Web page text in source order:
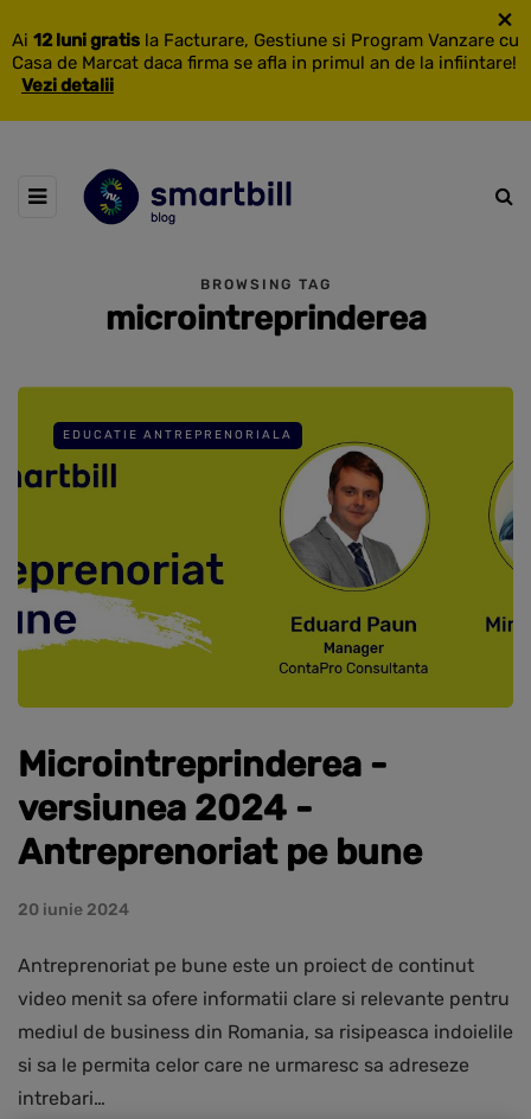
Ai 12 luni gratis la Facturare, Gestiune si Program Vanzare cu
Casa de Marcat daca firma se afla in primul an de la infiintare!
Vezi detalii
×
BROWSING TAG
microintreprinderea
EDUCATIE ANTREPRENORIALA
Microintreprinderea -
versiunea 2024 -
Antreprenoriat pe bune
20 iunie 2024
Antreprenoriat pe bune este un proiect de continut
video menit sa ofere informatii clare si relevante pentru
mediul de business din Romania, sa risipeasca indoielile
si sa le permita celor care ne urmaresc sa adreseze
intrebari…